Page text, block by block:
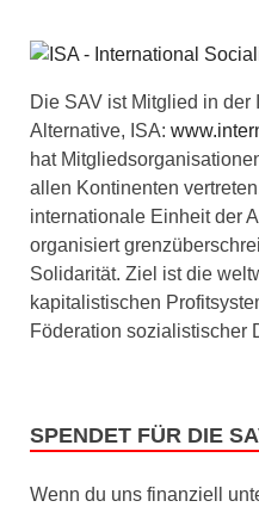
Die SAV ist Mitglied in
Alternative, ISA:
hat
allen Kontinenten
internationale Einheit der
organisiert
Solidarität. Ziel ist die
kapitalistischen
Föderation sozialistischer
SPENDET FÜR DIE
Wenn du uns finanziell